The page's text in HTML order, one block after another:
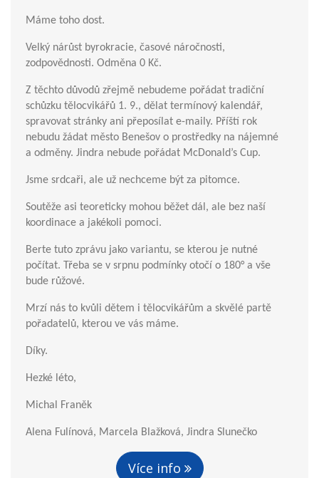
Máme toho dost.
Velký nárůst byrokracie, časové náročnosti,
zodpovědnosti. Odměna 0 Kč.
Z těchto důvodů zřejmě nebudeme pořádat tradiční
schůzku tělocvikářů 1. 9., dělat termínový kalendář,
spravovat stránky ani přeposílat e-maily. Příští rok
nebudu žádat město Benešov o prostředky na nájemné
a odměny. Jindra nebude pořádat McDonald’s Cup.
Jsme srdcaři, ale už nechceme být za pitomce.
Soutěže asi teoreticky mohou běžet dál, ale bez naší
koordinace a jakékoli pomoci.
Berte tuto zprávu jako variantu, se kterou je nutné
počítat. Třeba se v srpnu podmínky otočí o 180° a vše
bude růžové.
Mrzí nás to kvůli dětem i tělocvikářům a skvělé partě
pořadatelů, kterou ve vás máme.
Díky.
Hezké léto,
Michal Franěk
Alena Fulínová, Marcela Blažková, Jindra Slunečko
Více info